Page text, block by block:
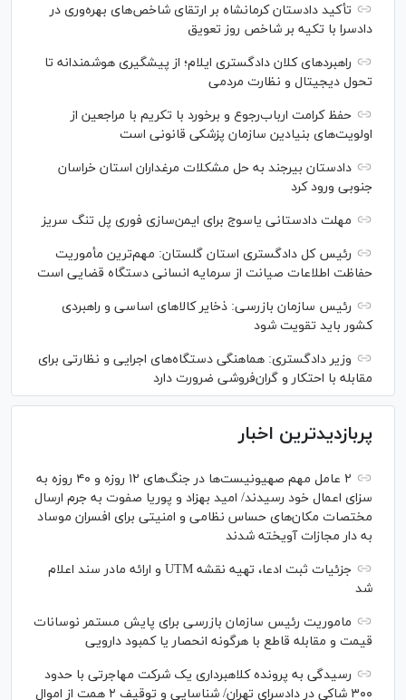
تأکید دادستان کرمانشاه بر ارتقای شاخص‌های بهره‌وری در
دادسرا با تکیه بر شاخص روز تعویق
راهبرد‌های کلان دادگستری ایلام؛ از پیشگیری هوشمندانه تا
تحول دیجیتال و نظارت مردمی
حفظ کرامت ارباب‌رجوع و برخورد با تکریم با مراجعین از
اولویت‌های بنیادین سازمان پزشکی قانونی است
دادستان بیرجند به حل مشکلات مرغداران استان خراسان
جنوبی ورود کرد
مهلت دادستانی یاسوج برای ایمن‌سازی فوری پل تنگ سریز
رئیس کل دادگستری استان گلستان: مهم‌ترین مأموریت
حفاظت اطلاعات صیانت از سرمایه انسانی دستگاه قضایی است
رئیس سازمان بازرسی: ذخایر کالاهای اساسی و راهبردی
کشور باید تقویت شود
وزیر دادگستری: هماهنگی دستگاه‌های اجرایی و نظارتی برای
مقابله با احتکار و گران‌فروشی ضرورت دارد
پربازدیدترین اخبار
۲ عامل مهم صهیونیست‌ها در جنگ‌های ۱۲ روزه و ۴۰ روزه به
سزای اعمال خود رسیدند/ امید بهزاد و پوریا صفوت به جرم ارسال
مختصات مکان‌های حساس نظامی و امنیتی برای افسران موساد
به دار مجازات آویخته شدند
جزئیات ثبت ادعا، تهیه نقشه UTM و ارائه مادر سند اعلام
شد
ماموریت رئیس سازمان بازرسی برای پایش مستمر نوسانات
قیمت و مقابله قاطع با هرگونه انحصار یا کمبود دارویی
رسیدگی به پرونده کلاهبرداری یک شرکت مهاجرتی با حدود
۳۰۰ شاکی در دادسرای تهران/ شناسایی و توقیف ۲ همت از اموال